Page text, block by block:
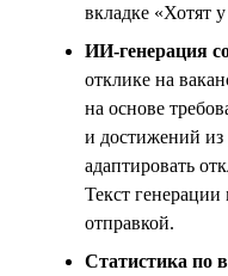
вкладке «Хотят у
ИИ-генерация
отклике на
на основе
и достижений
адаптировать
Текст
отправкой.
Статистика по